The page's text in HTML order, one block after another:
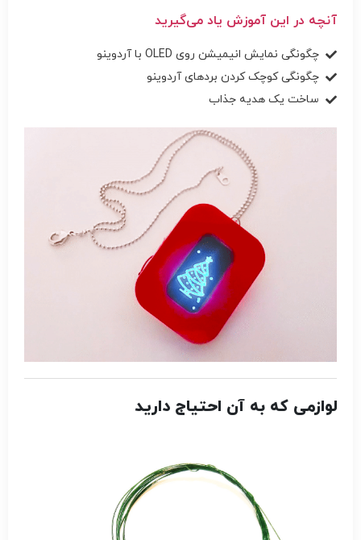
آنچه در این آموزش یاد می‌گیرید
چگونگی نمایش انیمیشن روی OLED با آردوینو
چگونگی کوچک کردن بردهای آردوینو
ساخت یک هدیه جذاب
لوازمی که به آن احتیاج دارید